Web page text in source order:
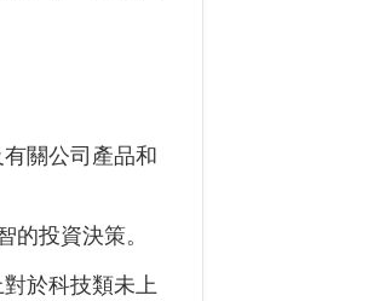
關公司產品和
的投資決策。
於科技類未上